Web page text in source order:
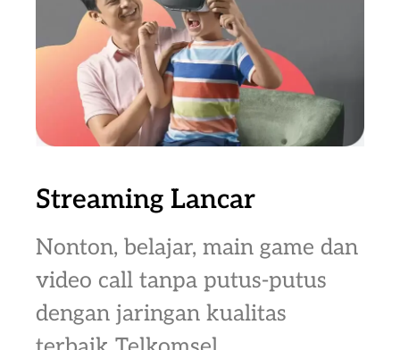
Streaming Lancar
Nonton, belajar, main game dan
video call tanpa putus-putus
dengan jaringan kualitas